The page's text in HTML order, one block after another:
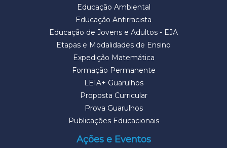
Educação Ambiental
Educação Antirracista
Educação de Jovens e Adultos - EJA
Etapas e Modalidades de Ensino
Expedição Matemática
Formação Permanente
LEIA+ Guarulhos
Proposta Curricular
Prova Guarulhos
Publicações Educacionais
Ações e Eventos